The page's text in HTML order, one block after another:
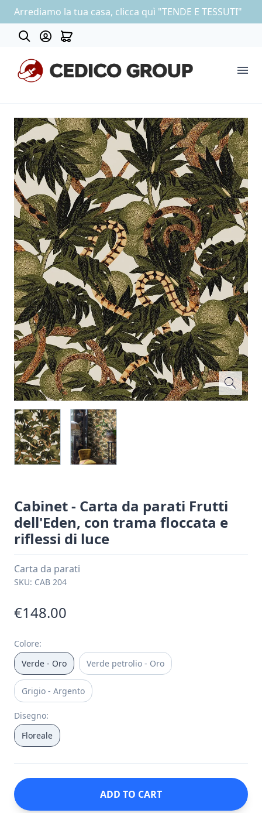
Arrediamo la tua casa, clicca quì "TENDE E TESSUTI"
COLLEZIONE CARTA DA PARATI
OUTLET
Cabinet - Carta da parati Frutti
dell'Eden, con trama floccata e
riflessi di luce
Carta da parati
SKU: CAB 204
€148.00
Colore:
Verde - Oro
Verde petrolio - Oro
Grigio - Argento
Disegno:
Floreale
ADD TO CART